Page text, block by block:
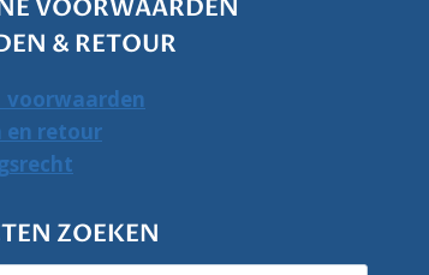
VOORWAARDEN
& RETOUR
voorwaarden
en retour
ZOEKEN